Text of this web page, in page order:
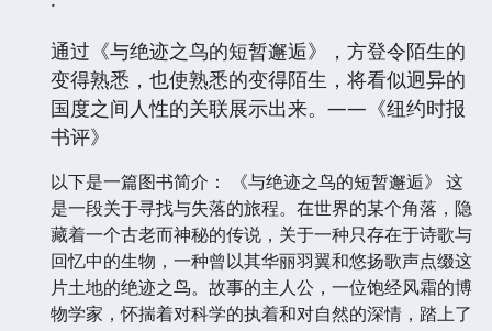
个身份各异的人，怀揣着不同的梦想来到异国他
乡，却纷纷身陷困境，不得解脱。八个荒谬的迷
你剧，从海地、缅甸到塞拉利昂，在时代的巨变
之中，满怀善意、心怀希望的人们，终究被卷入
他们无力抵抗的风暴中。
·
通过《与绝迹之鸟的短暂邂逅》，方登令陌生的
变得熟悉，也使熟悉的变得陌生，将看似迥异的
国度之间人性的关联展示出来。——《纽约时报
书评》